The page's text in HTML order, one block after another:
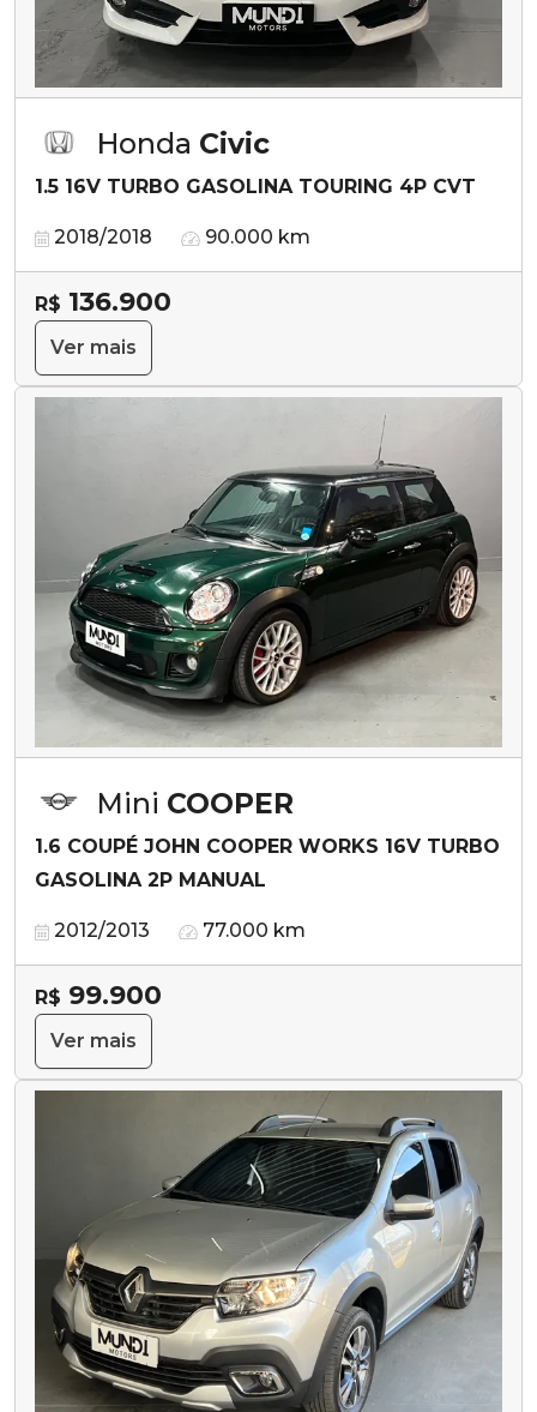
Honda Civic
1.5 16V TURBO GASOLINA TOURING 4P CVT
2018/2018 90.000 km
R$ 136.900
Ver mais
Mini COOPER
1.6 COUPÉ JOHN COOPER WORKS 16V TURBO
GASOLINA 2P MANUAL
2012/2013 77.000 km
R$ 99.900
Ver mais